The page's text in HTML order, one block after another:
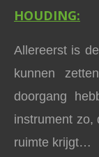
HOUDING:
Allereerst is
kunnen
doorgang
instrument zo,
ruimte krijgt…